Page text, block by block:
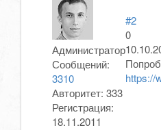
Администратор
Сообщений:
3310
Авторитет: 333
Регистрация:
18.11.2011
#2
0
https://